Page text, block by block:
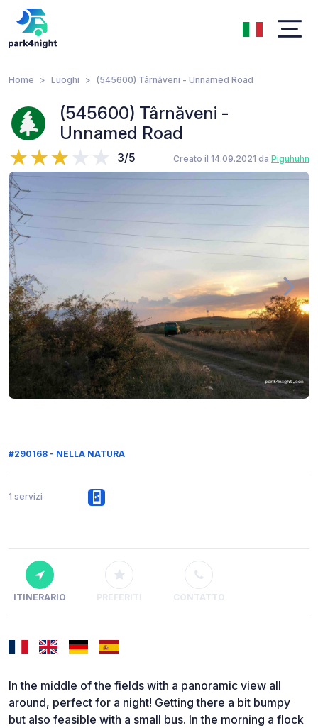
Home Luoghi (545600) Târnăveni - Unnamed Road
(545600) Târnăveni -
Unnamed Road
3/5 Creato il 14.09.2021 da Piguhuhn
#290168 - NELLA NATURA
1 servizi
ITINERARIO PREFERITI CONTATTO
In the middle of the fields with a panoramic view all
around, perfect for a night! Getting there a bit bumpy
but also feasible with a small bus. In the morning a flock